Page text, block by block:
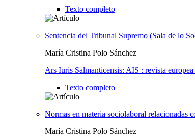
Texto completo
Sentencia del Tribunal Supremo (Sala de lo
María Cristina Polo Sánchez
Ars Iuris Salmanticensis: AIS : revista
Texto completo
Normas en materia sociolaboral relacionadas
María Cristina Polo Sánchez